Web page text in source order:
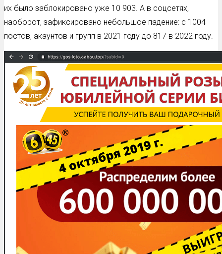
их было заблокировано уже 10 903. А в соцсетях,
наоборот, зафиксировано небольшое падение: с 1004
постов, акаунтов и групп в 2021 году до 817 в 2022 году.